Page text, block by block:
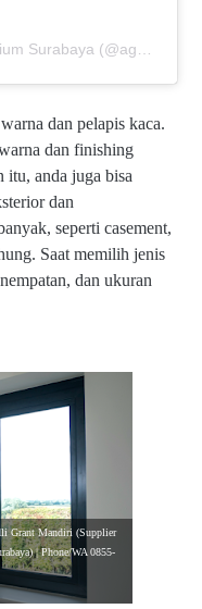
A post shared by Kontraktor Aluminium Surabaya (@agmaluminium)
dan pelapis kaca.
dan finishing
itu, anda juga bisa
dan
seperti casement,
Saat memilih jenis
dan ukuran
Grant Mandiri (Supplier
| Phone/WA 0855-